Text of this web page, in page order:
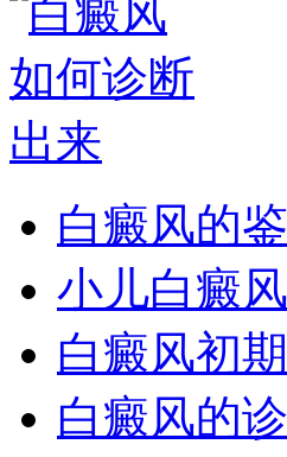
白癜风的
小儿白癜
白癜风初
白癜风的